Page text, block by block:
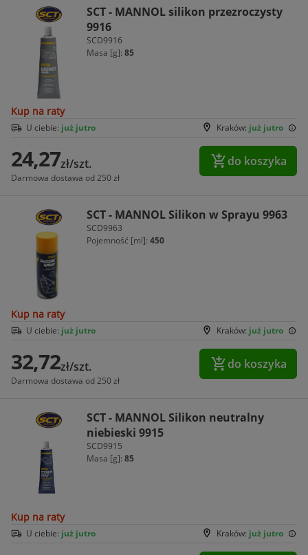
SCT - MANNOL silikon przezroczysty
9916
SCD9916
Masa [g]: 85
Kup na raty
Kraków: już jutro
U ciebie: już jutro
24,27zł/szt.
Darmowa dostawa od 250 zł
do koszyka
SCT - MANNOL Silikon w Sprayu 9963
SCD9963
Pojemność [ml]: 450
Kup na raty
Kraków: już jutro
U ciebie: już jutro
32,72zł/szt.
Darmowa dostawa od 250 zł
do koszyka
SCT - MANNOL Silikon neutralny
niebieski 9915
SCD9915
Masa [g]: 85
Kup na raty
Kraków: już jutro
U ciebie: już jutro